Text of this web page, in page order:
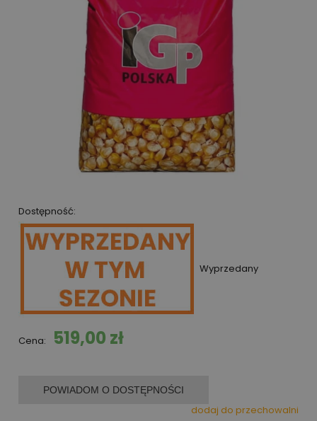
Dostępność:
Wyprzedany
Cena: 519,00 zł
POWIADOM O DOSTĘPNOŚCI
dodaj do przechowalni